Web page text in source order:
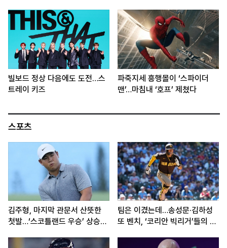
빌보드 정상 다음에도 도전…스
트레이 키즈
파죽지세 흥행몰이 ‘스파이더
맨’…마침내 ‘호프’ 제쳤다
스포츠
김주형, 마지막 관문서 산뜻한
첫발…‘스코틀랜드 우승’ 상승세
팀은 이겼는데…송성문·김하성
또 벤치, ‘코리안 빅리거’들의 고